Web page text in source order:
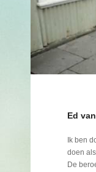
Ed
Ik ben
doen
De